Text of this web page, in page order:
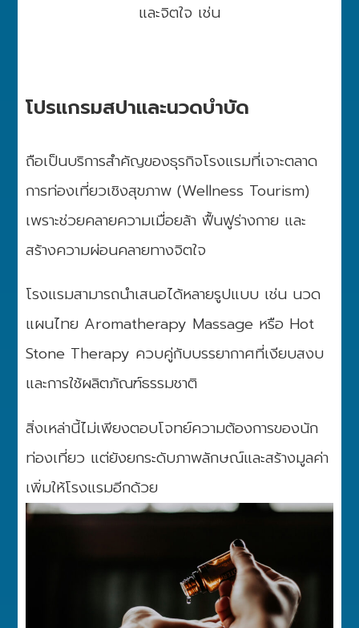
และจิตใจ เช่น
โปรแกรมสปาและนวดบำบัด
ถือเป็นบริการสำคัญของธุรกิจโรงแรมที่เจาะตลาด
การท่องเที่ยวเชิงสุขภาพ (Wellness Tourism)
เพราะช่วยคลายความเมื่อยล้า ฟื้นฟูร่างกาย และ
สร้างความผ่อนคลายทางจิตใจ
โรงแรมสามารถนำเสนอได้หลายรูปแบบ เช่น นวด
แผนไทย Aromatherapy Massage หรือ Hot
Stone Therapy ควบคู่กับบรรยากาศที่เงียบสงบ
และการใช้ผลิตภัณฑ์ธรรมชาติ
สิ่งเหล่านี้ไม่เพียงตอบโจทย์ความต้องการของนัก
ท่องเที่ยว แต่ยังยกระดับภาพลักษณ์และสร้างมูลค่า
เพิ่มให้โรงแรมอีกด้วย